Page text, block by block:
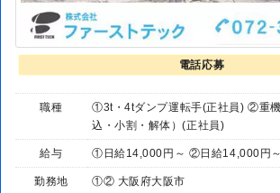
電話応募
職種
①3t・4tダンプ運転手(正社員) ②重
込・小割・解体）(正社員)
給与 ①日給14,000円～ ②日給14,000円～
勤務地 ①② 大阪府大阪市